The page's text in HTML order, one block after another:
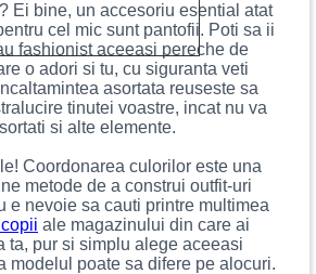
Ei bine, un accesoriu esential atat
cel mic sunt pantofii. Poti sa ii
fashionist aceeasi pereche de
o adori si tu, cu siguranta veti
asortata reuseste sa
tinutei voastre, incat nu va
si alte elemente.
Coordonarea culorilor este una
metode de a construi outfit-uri
e nevoie sa cauti printre multimea
ale magazinului din care ai
ta, pur si simplu alege aceeasi
modelul poate sa difere pe alocuri.